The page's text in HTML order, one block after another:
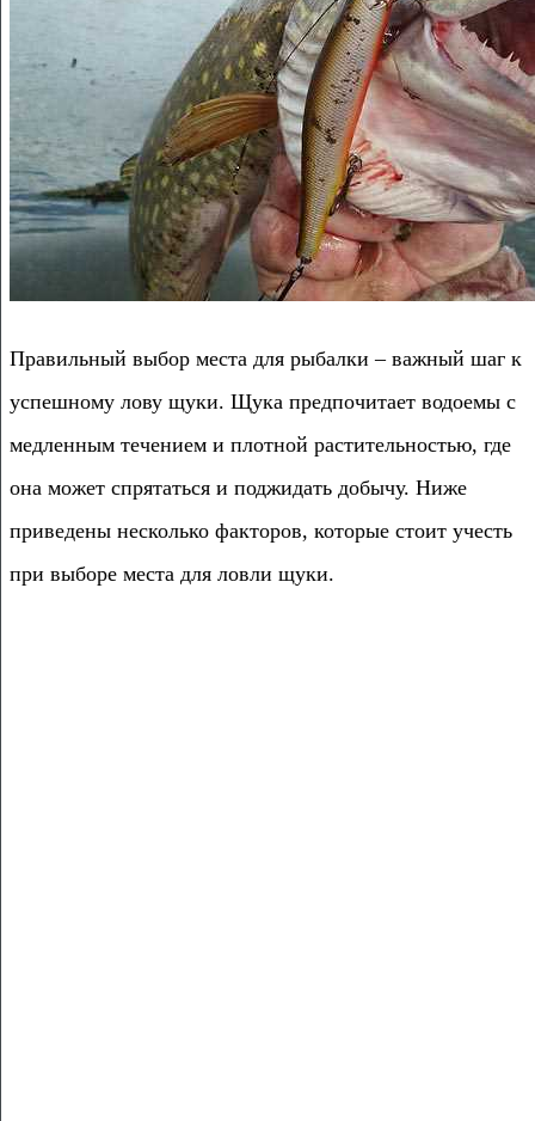
Правильный выбор места для рыбалки – важный шаг к
успешному лову щуки. Щука предпочитает водоемы с
медленным течением и плотной растительностью, где
она может спрятаться и поджидать добычу. Ниже
приведены несколько факторов, которые стоит учесть
при выборе места для ловли щуки.